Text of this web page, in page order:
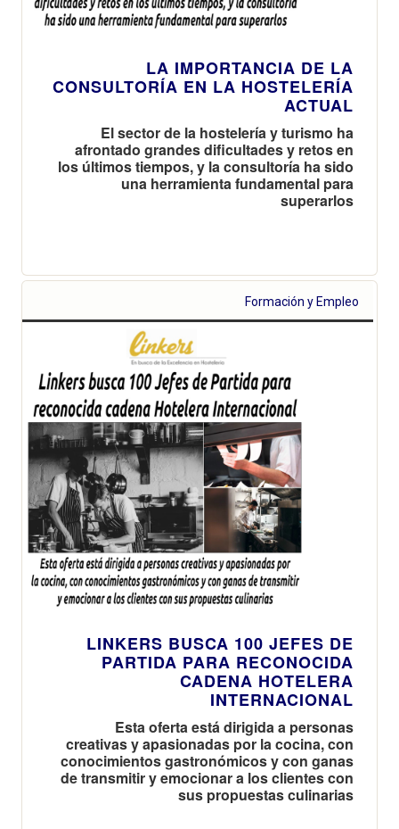
LA IMPORTANCIA DE LA
CONSULTORÍA EN LA HOSTELERÍA
ACTUAL
El sector de la hostelería y turismo ha
afrontado grandes dificultades y retos en
los últimos tiempos, y la consultoría ha sido
una herramienta fundamental para
superarlos
Formación y Empleo
LINKERS BUSCA 100 JEFES DE
PARTIDA PARA RECONOCIDA
CADENA HOTELERA
INTERNACIONAL
Esta oferta está dirigida a personas
creativas y apasionadas por la cocina, con
conocimientos gastronómicos y con ganas
de transmitir y emocionar a los clientes con
sus propuestas culinarias